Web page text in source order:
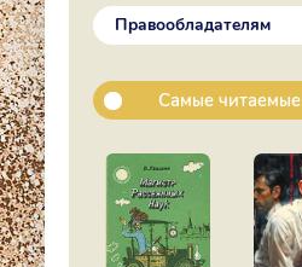
Правообладателям
Самые читаемые